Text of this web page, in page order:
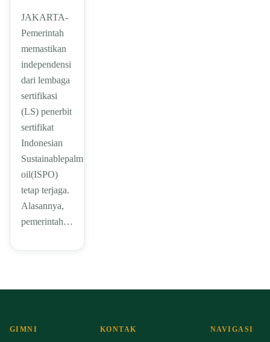
JAKARTA-
Pemerintah
memastikan
independensi
dari lembaga
sertifikasi
(LS) penerbit
sertifikat
Indonesian
Sustainablepalm
oil(ISPO)
tetap terjaga.
Alasannya,
pemerintah…
GIMNI KONTAK NAVIGASI